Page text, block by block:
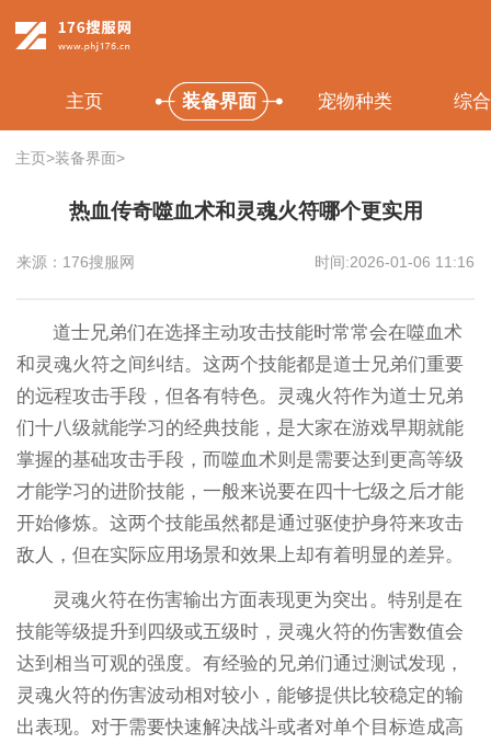
主页 装备界面 宠物种类 综
主页>装备界面>
热血传奇噬血术和灵魂火符哪个更实用
来源：176搜服网 时间:2026-01-06 11:16
道士兄弟们在选择主动攻击技能时常常会在噬血术
和灵魂火符之间纠结。这两个技能都是道士兄弟们重要
的远程攻击手段，但各有特色。灵魂火符作为道士兄弟
们十八级就能学习的经典技能，是大家在游戏早期就能
掌握的基础攻击手段，而噬血术则是需要达到更高等级
才能学习的进阶技能，一般来说要在四十七级之后才能
开始修炼。这两个技能虽然都是通过驱使护身符来攻击
敌人，但在实际应用场景和效果上却有着明显的差异。
灵魂火符在伤害输出方面表现更为突出。特别是在
技能等级提升到四级或五级时，灵魂火符的伤害数值会
达到相当可观的强度。有经验的兄弟们通过测试发现，
灵魂火符的伤害波动相对较小，能够提供比较稳定的输
出表现。对于需要快速解决战斗或者对单个目标造成高